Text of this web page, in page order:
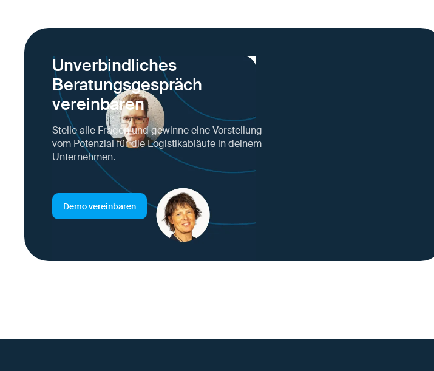
Unverbindliches
Beratungsgespräch
vereinbaren
Stelle alle Fragen und gewinne eine Vorstellung
vom Potenzial für die Logistikabläufe in deinem
Unternehmen.
Demo vereinbaren